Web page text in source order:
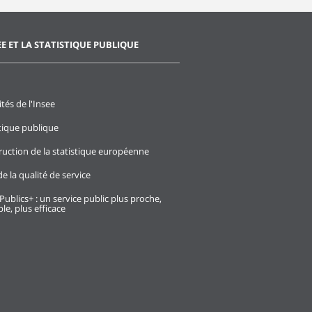
ET LA STATISTIQUE PUBLIQUE
de l'Insee
publique
de la statistique européenne
la qualité de service
: un service public plus proche,
plus efficace